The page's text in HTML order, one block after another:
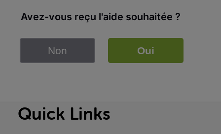
Avez-vous reçu l'aide souhaitée ?
Non Oui
Quick Links